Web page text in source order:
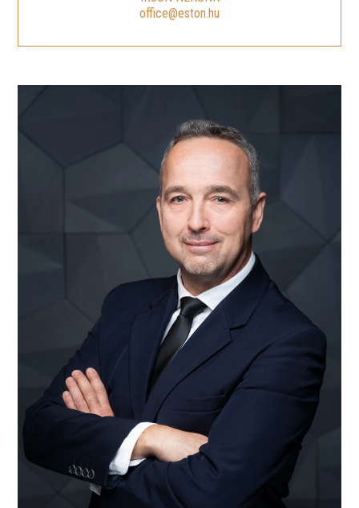
office@eston.hu